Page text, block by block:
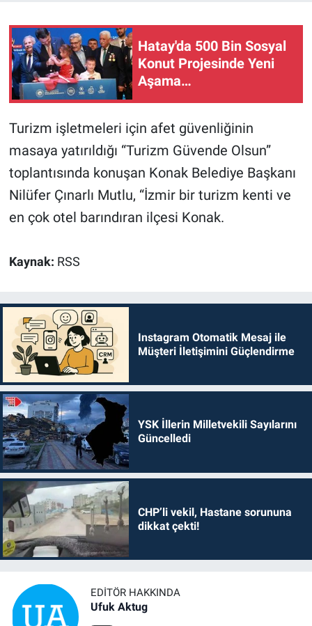
Hatay'da 500 Bin Sosyal
Konut Projesinde Yeni
Aşama…
Turizm işletmeleri için afet güvenliğinin
masaya yatırıldığı “Turizm Güvende Olsun”
toplantısında konuşan Konak Belediye Başkanı
Nilüfer Çınarlı Mutlu, “İzmir bir turizm kenti ve
en çok otel barındıran ilçesi Konak.
Kaynak: RSS
Instagram Otomatik Mesaj ile
Müşteri İletişimini Güçlendirme
YSK İllerin Milletvekili Sayılarını
Güncelledi
CHP’li vekil, Hastane sorununa
dikkat çekti!
EDITÖR HAKKINDA
Ufuk Aktug